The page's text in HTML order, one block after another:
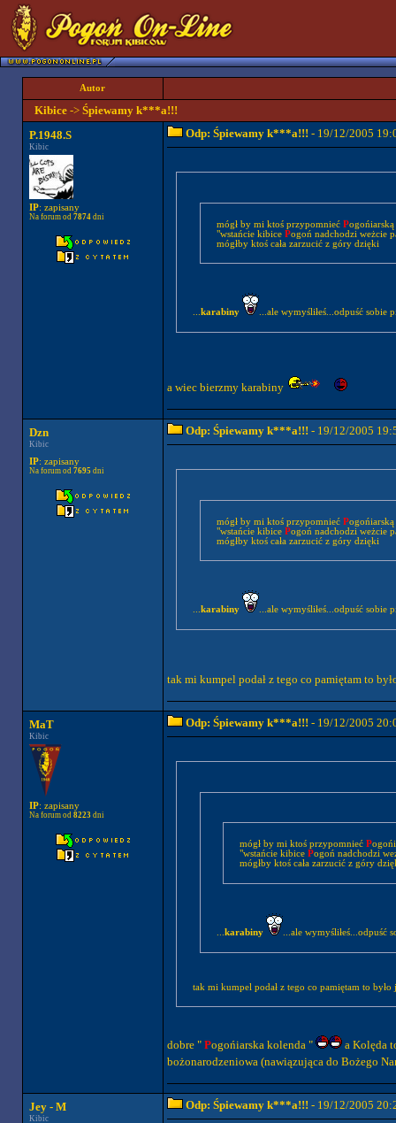
Autor
Kibice-> Śpiewamy k***a!!!
P.1948.S
Kibic
IP: zapisany
Na forum od 7874dni
Odp: Śpiewamy k***a!!! - 19/12/2005
mógł by mi ktoś przypomniećP
"wstańcie kibicePogoń nadchodzi weżcie
mógłby ktoś cała zarzucić z góry dzięki
...karabiny ...ale wymyśliłeś...odpuść sobie
a wiec bierzmy karabiny
Dzn
Kibic
IP: zapisany
Na forum od 7695 dni
Odp: Śpiewamy k***a!!! - 19/12/2005
mógł by mi ktoś przypomniećP
"wstańcie kibicePogoń nadchodzi weżcie
mógłby ktoś cała zarzucić z góry dzięki
...karabiny ...ale wymyśliłeś...odpuść sobie
tak mi kumpel podał z tego co pamiętam to
MaT
Kibic
IP: zapisany
Na forum od 8223dni
Odp: Śpiewamy k***a!!! - 19/12/2005
mógł by mi ktoś przypomniećP
"wstańcie kibicePogoń nadchodzi
mógłby ktoś cała zarzucić z góry
...karabiny ...ale
tak mi kumpel podał z tego co pamiętam to było
dobre " Pogońiarska kolenda "
a Kolęda
bożonarodzeniowa (nawiązująca do Bożego
Jey - M
Kibic
Odp: Śpiewamy k***a!!! - 19/12/2005